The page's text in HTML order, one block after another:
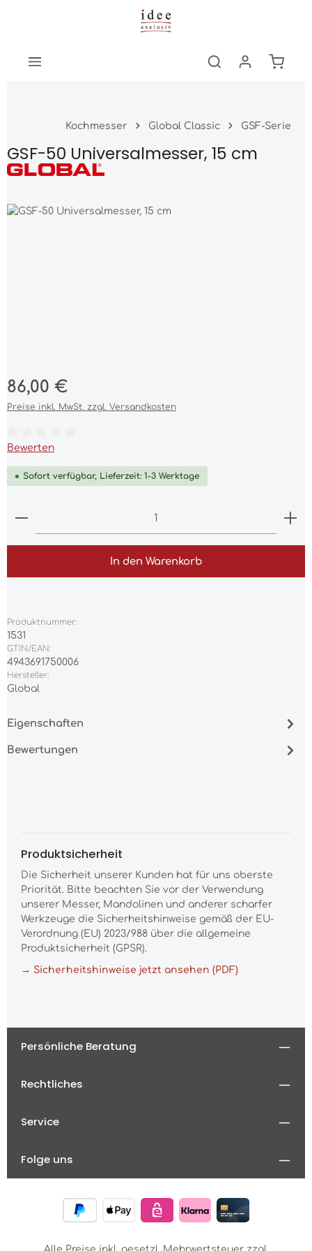
Zum Hauptinhalt springen
Kochmesser Global Classic GSF-Serie
GSF-50 Universalmesser, 15 cm
Bildergalerie überspringen
Regulärer Preis:
86,00 €
Preise inkl. MwSt. zzgl. Versandkosten
Durchschnittliche Bewertung von 0 von 5 Sternen
Bewerten
Sofort verfügbar, Lieferzeit: 1-3 Werktage
Produkt Anzahl: Gib den gewünschten Wert
In den Warenkorb
Produktnummer:
1531
GTIN/EAN:
4943691750006
Hersteller:
Global
Eigenschaften
Bewertungen
Produktsicherheit
Die Sicherheit unserer Kunden hat für uns oberste
Priorität. Bitte beachten Sie vor der Verwendung
unserer Messer, Mandolinen und anderer scharfer
Werkzeuge die Sicherheitshinweise gemäß der EU-
Verordnung (EU) 2023/988 über die allgemeine
Produktsicherheit (GPSR).
→ Sicherheitshinweise jetzt ansehen (PDF)
Persönliche Beratung
Rechtliches
Service
Folge uns